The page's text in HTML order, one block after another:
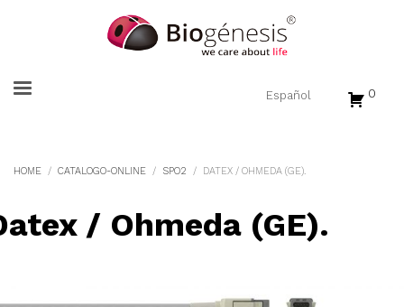
0
HOME CATALOGO-ONLINE SPO2 DATEX / OHMEDA (GE).
/ Ohmeda (GE).